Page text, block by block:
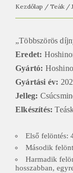
Kezdőlap / Teák /
„Többszörös
Eredet:
Gyártó:
Gyártási év:
Jelleg:
Elkészítés:
Első felöntés:
Második
Harmadik
hosszabban,